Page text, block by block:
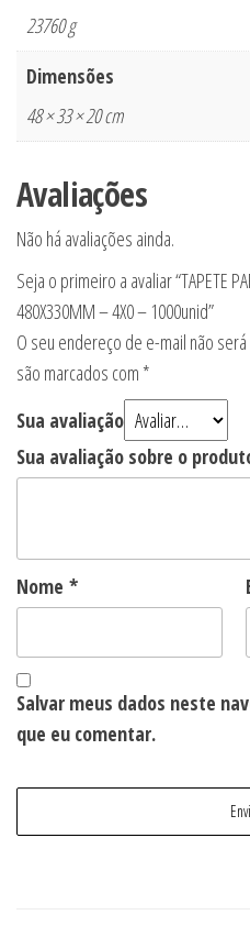
23760 g
Dimensões
48 × 33 × 20 cm
Avaliações
Não há avaliações ainda.
Seja o primeiro a avaliar “TAPETE
480X330MM – 4X0 – 1000unid”
O seu endereço de e-mail não
são marcados com *
Sua avaliação
Sua avaliação sobre o
Nome *
Salvar meus dados neste
que eu comentar.